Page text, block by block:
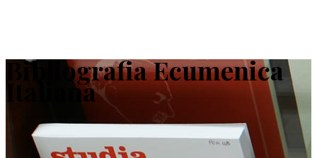
Bibliografia Ecumenica
Italiana